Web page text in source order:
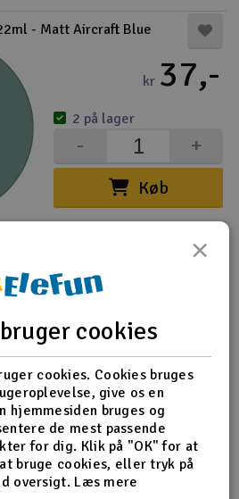
- Matt Aircraft Blue
kr 37,-
Køb
+
-
2 på lager
Køb
+
-
1 på lager
- Middelhavsblå
×
cookies
cookies. Cookies bruges
give os en
hjemmesiden bruges og
de mest passende
for dig. Klik på "OK" for at
bruge cookies, eller tryk på
oversigt. Læs mere